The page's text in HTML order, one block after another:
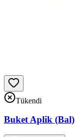
Tükendi
Buket Aplik (Bal)